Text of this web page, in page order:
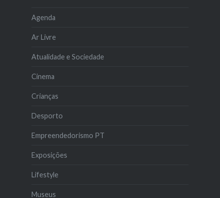
Agenda
Ar Livre
Atualidade e Sociedade
Cinema
Crianças
Desporto
Empreendedorismo PT
Exposições
Lifestyle
Museus